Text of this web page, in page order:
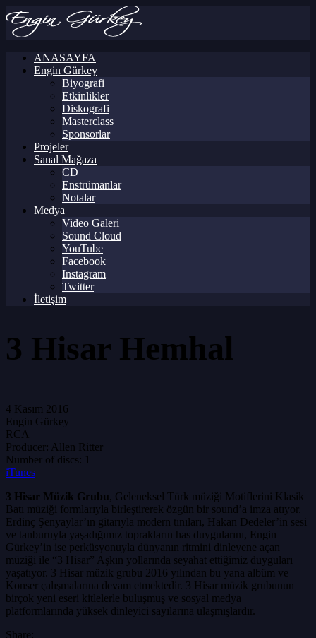
ANASAYFA
Engin Gürkey
Biyografi
Etkinlikler
Diskografi
Masterclass
Sponsorlar
Projeler
Sanal Mağaza
CD
Enstrümanlar
Notalar
Medya
Video Galeri
Sound Cloud
YouTube
Facebook
Instagram
Twitter
İletişim
3 Hisar Hemhal
4 Kasım 2016
Engin Gürkey
RCA
Producer: Allen Ritter
Number of discs: 1
iTunes
3 Hisar Müzik Grubu, Geleneksel Türk müziği Motiflerini Klasik
Batı müziği formlarıyla birleştirerek özgün bir sound’a imza atıyor.
Erdinç Şenyaylar’ın gitarıyla modern tınıları, Hakan Dedeler’in sesi
ve tanburuyla yaşadığımız toprakların has duygularını, Engin
Gürkey’in ise perküsyonuyla dünyanın ritmini dinleyene açan
müziği ile “3 Hisar” Aşkın yollarında seyahat ettiğimiz duyguları
yaşatıyor. 3 Hisar müzik grubu 2016 yılından bu yana albüm ve
Konser çalışmalarına devam etmektedir. 3 Hisar müzik grubunun
birçok yeni eseri kitlelerle buluşmuş ve sosyal medya
platformlarında yüksek dinleyici sayılarına ulaşmışlardır.
Share: